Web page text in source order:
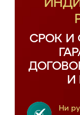
СРОК И
И
Ни